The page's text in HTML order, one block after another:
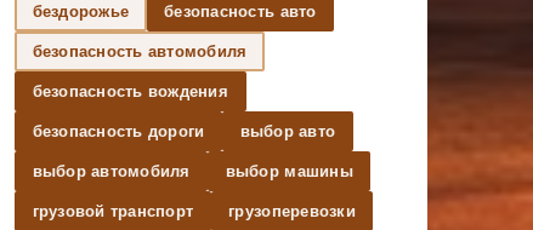
бездорожье безопасность авто
безопасность автомобиля
безопасность вождения
безопасность дороги выбор авто
выбор автомобиля выбор машины
грузовой транспорт грузоперевозки